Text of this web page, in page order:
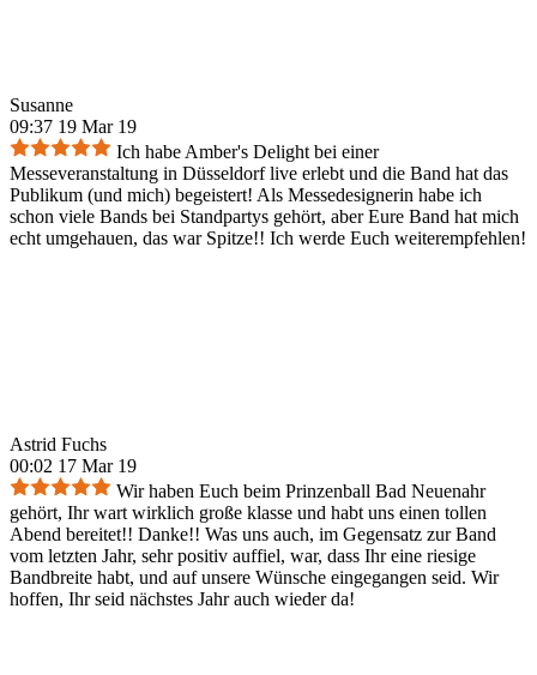
Susanne
09:37 19 Mar 19
Ich habe Amber's Delight bei einer
Messeveranstaltung in Düsseldorf live erlebt und die Band hat das
Publikum (und mich) begeistert! Als Messedesignerin habe ich
schon viele Bands bei Standpartys gehört, aber Eure Band hat mich
echt umgehauen, das war Spitze!! Ich werde Euch weiterempfehlen!
Astrid Fuchs
00:02 17 Mar 19
Wir haben Euch beim Prinzenball Bad Neuenahr
gehört, Ihr wart wirklich große klasse und habt uns einen tollen
Abend bereitet!! Danke!! Was uns auch, im Gegensatz zur Band
vom letzten Jahr, sehr positiv auffiel, war, dass Ihr eine riesige
Bandbreite habt, und auf unsere Wünsche eingegangen seid. Wir
hoffen, Ihr seid nächstes Jahr auch wieder da!